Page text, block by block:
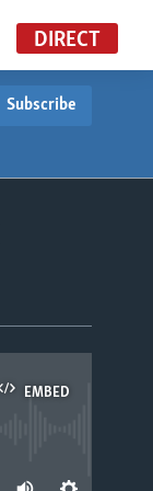
DIRECT
Subscribe
EMBED